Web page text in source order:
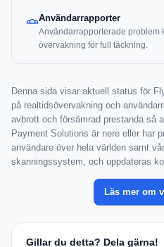
Användarrapporter
Användarrapporterade problem
övervakning för full täckning.
Denna sida visar aktuell status för
på realtidsövervakning och
avbrott och försämrad prestanda så
Payment Solutions är nere eller har
användare över hela världen samt
skanningssystem, och uppdateras
Läs mer om
Gillar du detta? Dela gärna!